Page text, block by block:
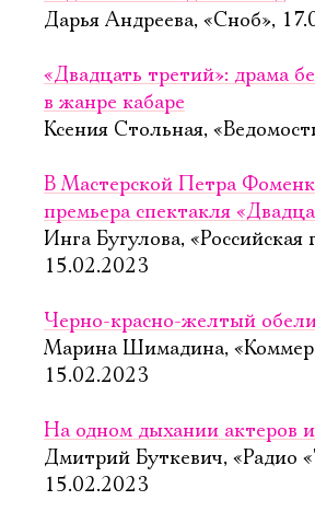
Дарья Андреева, «Сноб»,
«Двадцать третий»: драма
в жанре кабаре
Ксения Стольная,
В Мастерской Петра
премьера спектакля
Инга Бугулова, «Российская
15.02.2023
Черно-красно-желтый
Марина Шимадина,
15.02.2023
На одном дыхании актеров
Дмитрий Буткевич, «Радио
15.02.2023